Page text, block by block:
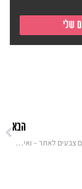
שלי
הבא
איך בוחרים צבעים לאתר – ואיך הם משפיעים על העסק שלך?